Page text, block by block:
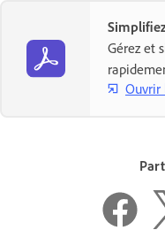
Gérez et
Ouvrir